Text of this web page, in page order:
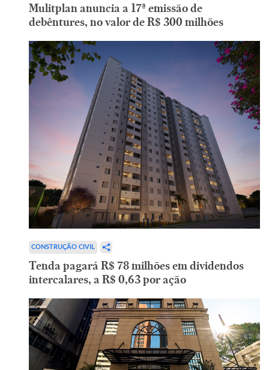
Mulitplan anuncia a 17ª emissão de
debêntures, no valor de R$ 300 milhões
CONSTRUÇÃO CIVIL
Tenda pagará R$ 78 milhões em dividendos
intercalares, a R$ 0,63 por ação